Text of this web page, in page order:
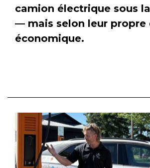
camion électrique sous
— mais selon leur propre
économique.